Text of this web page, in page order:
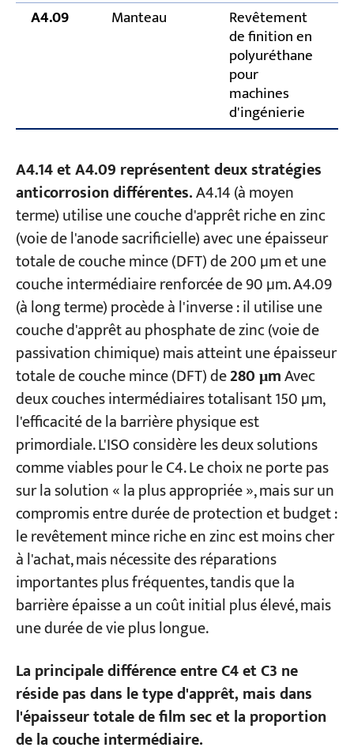
A4.09 Manteau Revêtement
de finition en
polyuréthane
pour
machines
d'ingénierie
A4.14 et A4.09 représentent deux stratégies
anticorrosion différentes.A4.14 (à moyen
terme) utilise une couche d'apprêt riche en zinc
(voie de l'anode sacrificielle) avec une épaisseur
totale de couche mince (DFT) de 200 µm et une
couche intermédiaire renforcée de 90 µm. A4.09
(à long terme) procède à l'inverse : il utilise une
couche d'apprêt au phosphate de zinc (voie de
passivation chimique) mais atteint une épaisseur
totale de couche mince (DFT) de280 μmAvec
deux couches intermédiaires totalisant 150 µm,
l'efficacité de la barrière physique est
primordiale. L'ISO considère les deux solutions
comme viables pour le C4. Le choix ne porte pas
sur la solution « la plus appropriée », mais sur un
compromis entre durée de protection et budget :
le revêtement mince riche en zinc est moins cher
à l'achat, mais nécessite des réparations
importantes plus fréquentes, tandis que la
barrière épaisse a un coût initial plus élevé, mais
une durée de vie plus longue.
La principale différence entre C4 et C3 ne
réside pas dans le type d'apprêt, mais dans
l'épaisseur totale de film sec et la proportion
de la couche intermédiaire.